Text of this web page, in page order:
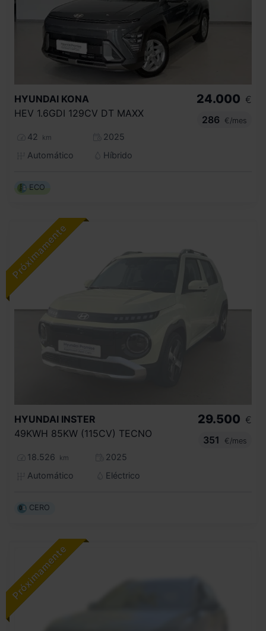
HYUNDAI KONA
HEV 1.6GDI 129CV DT MAXX
42 km
2025
Automático
Híbrido
24.000 €
286
€/mes
ECO
HYUNDAI INSTER
49KWH 85KW (115CV) TECNO
18.526 km
2025
Automático
Eléctrico
29.500 €
351
€/mes
CERO